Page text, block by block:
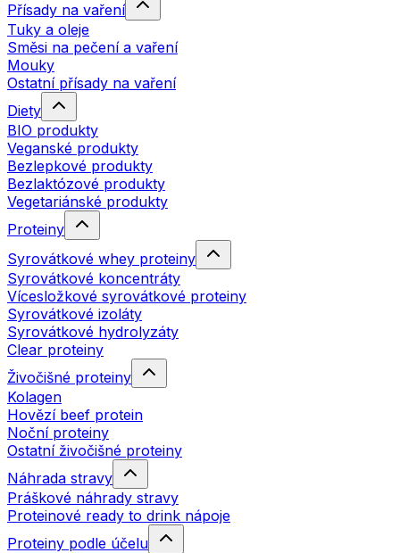
Přísady na vaření
Tuky a oleje
Směsi na pečení a vaření
Mouky
Ostatní přísady na vaření
Diety
BIO produkty
Veganské produkty
Bezlepkové produkty
Bezlaktózové produkty
Vegetariánské produkty
Proteiny
Syrovátkové whey proteiny
Syrovátkové koncentráty
Vícesložkové syrovátkové proteiny
Syrovátkové izoláty
Syrovátkové hydrolyzáty
Clear proteiny
Živočišné proteiny
Kolagen
Hovězí beef protein
Noční proteiny
Ostatní živočišné proteiny
Náhrada stravy
Práškové náhrady stravy
Proteinové ready to drink nápoje
Proteiny podle účelu